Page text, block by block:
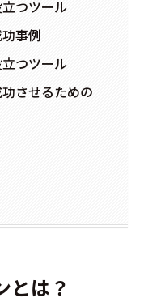
つツール
事例
つツール
させるための
とは？